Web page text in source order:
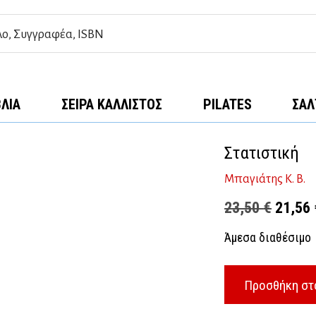
ΣΕΙΡΆ ΚΆΛΛΙΣΤΟΣ PILATES
Στατιστική
Μπαγιάτης Κ. Β.
23,50€
price
23,50
21,56
Άμεσα διαθέσιμο
Προσθήκη